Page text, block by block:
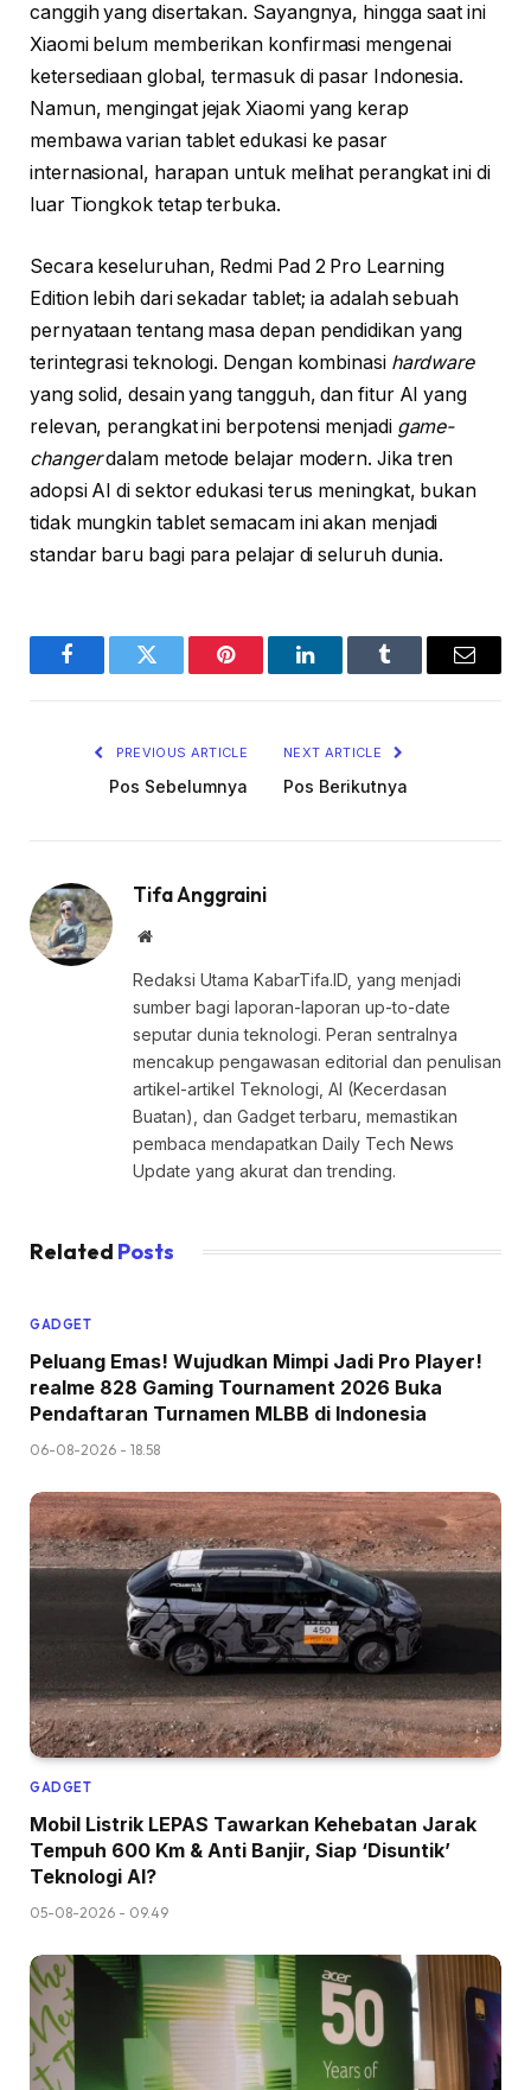
canggih yang disertakan. Sayangnya, hingga saat ini
Xiaomi belum memberikan konfirmasi mengenai
ketersediaan global, termasuk di pasar Indonesia.
Namun, mengingat jejak Xiaomi yang kerap
membawa varian tablet edukasi ke pasar
internasional, harapan untuk melihat perangkat ini di
luar Tiongkok tetap terbuka.
Secara keseluruhan, Redmi Pad 2 Pro Learning
Edition lebih dari sekadar tablet; ia adalah sebuah
pernyataan tentang masa depan pendidikan yang
terintegrasi teknologi. Dengan kombinasi hardware
yang solid, desain yang tangguh, dan fitur AI yang
relevan, perangkat ini berpotensi menjadi game-
changerdalam metode belajar modern. Jika tren
adopsi AI di sektor edukasi terus meningkat, bukan
tidak mungkin tablet semacam ini akan menjadi
standar baru bagi para pelajar di seluruh dunia.
FacebookTwitter Pinterest LinkedInTumblr Email
PREVIOUS ARTICLE
Pos Sebelumnya
NEXT ARTICLE
Pos Berikutnya
Tifa Anggraini
Website
Redaksi Utama KabarTifa.ID, yang menjadi
sumber bagi laporan-laporan up-to-date
seputar dunia teknologi. Peran sentralnya
mencakup pengawasan editorial dan penulisan
artikel-artikel Teknologi, AI (Kecerdasan
Buatan), dan Gadget terbaru, memastikan
pembaca mendapatkan Daily Tech News
Update yang akurat dan trending.
Related Posts
GADGET
Peluang Emas! Wujudkan Mimpi Jadi Pro Player!
realme 828 Gaming Tournament 2026 Buka
Pendaftaran Turnamen MLBB di Indonesia
06-08-2026 - 18.58
GADGET
Mobil Listrik LEPAS Tawarkan Kehebatan Jarak
Tempuh 600 Km & Anti Banjir, Siap ‘Disuntik’
Teknologi AI?
05-08-2026 - 09.49